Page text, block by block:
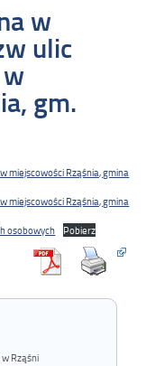
w
ulic
gm.
miejscowości Rząśnia, gmina
miejscowości Rząśnia, gmina
osobowych
Pobierz
Rząśni